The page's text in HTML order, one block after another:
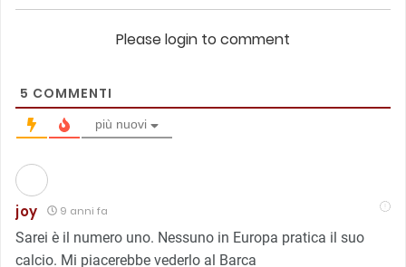
Please login to comment
5 COMMENTI
più nuovi
joy 9 anni fa
Sarei è il numero uno. Nessuno in Europa pratica il suo
calcio. Mi piacerebbe vederlo al Barca